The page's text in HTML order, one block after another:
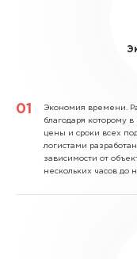
Экономия времени.
благодаря которому
цены и сроки всех
логистами
зависимости от
нескольких часов до